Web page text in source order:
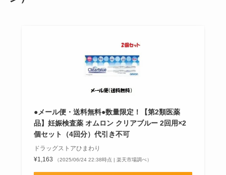
●メール便・送料無料●数量限定！【第2類医薬
品】妊娠検査薬 オムロン クリアブルー 2回用×2
個セット（4回分）代引き不可
ドラッグストアひまわり
¥1,163
（2025/06/24 22:38時点 | 楽天市場調べ）